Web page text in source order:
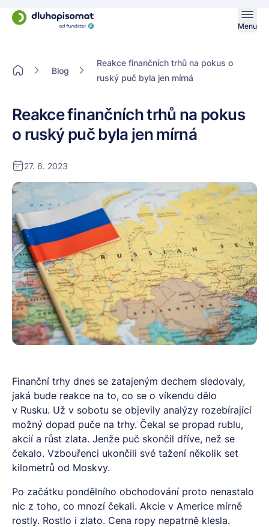
Menu
Blog
Reakce finančních trhů na pokus o
ruský puč byla jen mírná
27. 6. 2023
Reakce finančních trhů na pokus
o ruský puč byla jen mírná
Finanční trhy dnes se zatajeným dechem sledovaly,
jaká bude reakce na to, co se o víkendu dělo
v Rusku. Už v sobotu se objevily analýzy rozebírající
možný dopad puče na trhy. Čekal se propad rublu,
akcií a růst zlata. Jenže puč skončil dříve, než se
čekalo. Vzbouřenci ukončili své tažení několik set
kilometrů od Moskvy.
Po začátku pondělního obchodování proto nenastalo
nic z toho, co mnozí čekali. Akcie v Americe mírně
rostly. Rostlo i zlato. Cena ropy nepatrně klesla.